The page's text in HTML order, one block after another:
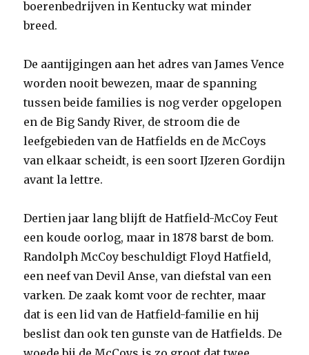
boerenbedrijven in Kentucky wat minder
breed.
De aantijgingen aan het adres van James Vence
worden nooit bewezen, maar de spanning
tussen beide families is nog verder opgelopen
en de Big Sandy River, de stroom die de
leefgebieden van de Hatfields en de McCoys
van elkaar scheidt, is een soort IJzeren Gordijn
avant la lettre.
Dertien jaar lang blijft de Hatfield-McCoy Feut
een koude oorlog, maar in 1878 barst de bom.
Randolph McCoy beschuldigt Floyd Hatfield,
een neef van Devil Anse, van diefstal van een
varken. De zaak komt voor de rechter, maar
dat is een lid van de Hatfield-familie en hij
beslist dan ook ten gunste van de Hatfields. De